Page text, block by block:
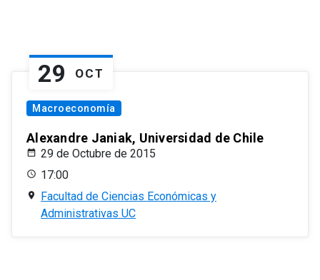
29 OCT
Macroeconomía
Alexandre Janiak, Universidad de Chile
29 de Octubre de 2015
17:00
Facultad de Ciencias Económicas y
Administrativas UC